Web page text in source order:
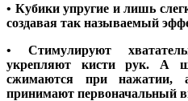
• Кубики упругие и лишь
создавая так называемый
• Стимулируют
укрепляют кисти рук. А
сжимаются при нажатии,
принимают первоначальный